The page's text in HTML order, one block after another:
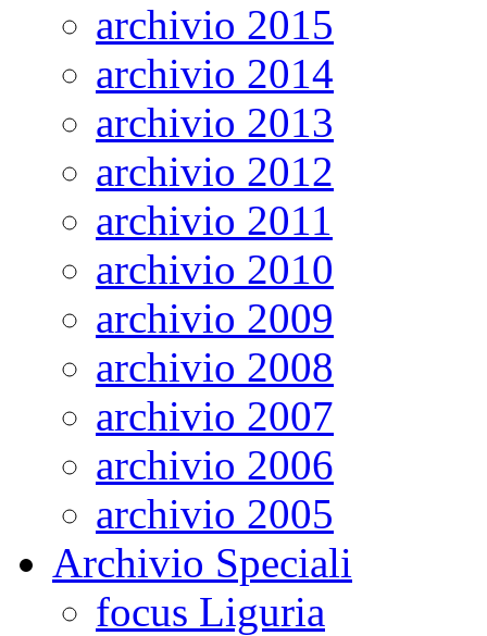
archivio 2015
archivio 2014
archivio 2013
archivio 2012
archivio 2011
archivio 2010
archivio 2009
archivio 2008
archivio 2007
archivio 2006
archivio 2005
Archivio Speciali
focus Liguria